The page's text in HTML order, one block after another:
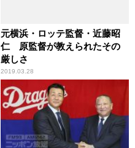
元横浜・ロッテ監督・近藤昭
仁 原監督が教えられたその
厳しさ
2019.03.28